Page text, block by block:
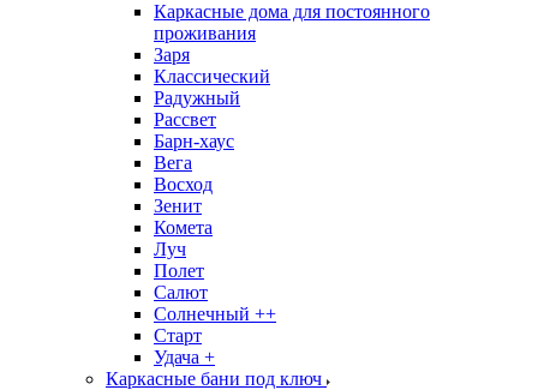
Каркасные дома для постоянного
проживания
Заря
Классический
Радужный
Рассвет
Барн-хаус
Вега
Восход
Зенит
Комета
Луч
Полет
Салют
Солнечный ++
Старт
Удача +
Каркасные бани под ключ